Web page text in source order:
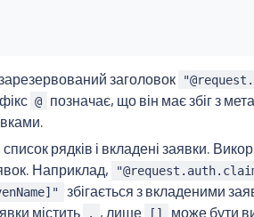
заголовок
@
позначає, що він має збіг з
рядків і вкладені заявки.
Наприклад,
збігається з вкладеними
містить
. , лише [] може бути